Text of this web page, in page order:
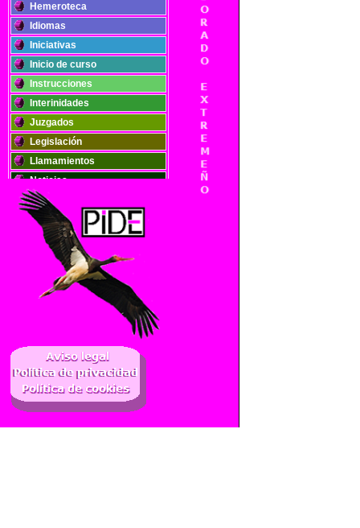
Hemeroteca
Idiomas
Iniciativas
Inicio de curso
Instrucciones
Interinidades
Juzgados
Legislación
Llamamientos
Noticias
Oposiciones
Plantillas
Publicaciones
Registros
Retribuciones
Solidaridad